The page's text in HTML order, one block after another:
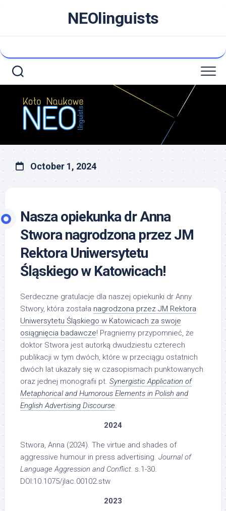
NEOlinguists
October 1, 2024
Nasza opiekunka dr Anna
Stwora nagrodzona przez JM
Rektora Uniwersytetu
Śląskiego w Katowicach!
Serdeczne gratulacje dla naszej opiekunki dr Anny
Stwory, która została nagrodzona przez JM Rektora
Uniwersytetu Śląskiego w Katowicach za swoje
osiągnięcia badawcze! Pragniemy przypomnieć, że
doktor Stwora jest autorką dwudziestu czterech
publikacji w tym dwóch, które w przeciągu ostatnich
dwóch lat ukazały się w czasopismach punktowanych
oraz jednej monografii pt. Synergistic Application of
Metaphorical and Humorous Elements in Polish and
English Advertising Discourse.
2024
Stwora, Anna (2024). The virtue and shades of
aggressive humour in press advertising. Journal of
Language Aggression and Conflict. s.1-30.
DOI:10.1075/jlac.00102.stw
2023